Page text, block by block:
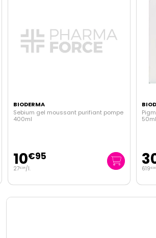
BIODERMA
Sebium gel moussant purifiant pompe
400ml
10€95
27€38/l.
50ml
619€00